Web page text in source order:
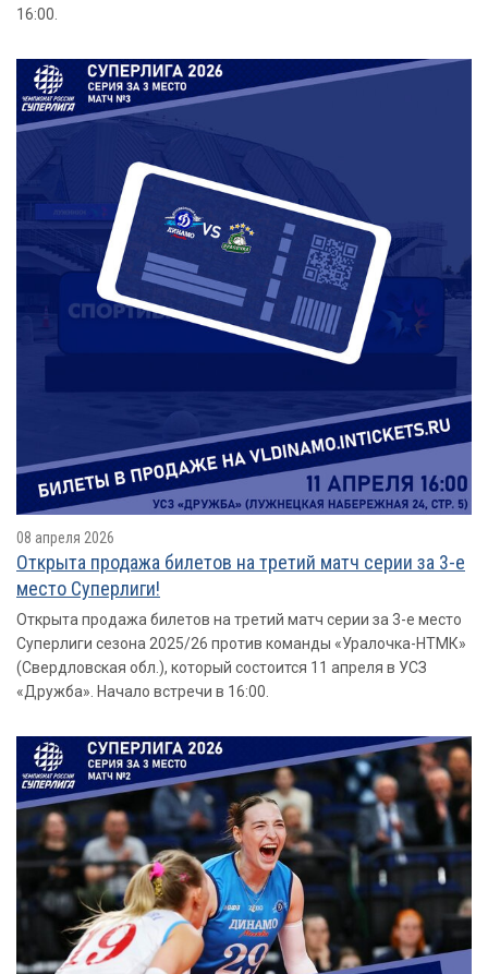
16:00.
08 апреля 2026
Открыта продажа билетов на третий матч серии за 3-е
место Суперлиги!
Открыта продажа билетов на третий матч серии за 3-е место
Суперлиги сезона 2025/26 против команды «Уралочка-НТМК»
(Свердловская обл.), который состоится 11 апреля в УСЗ
«Дружба». Начало встречи в 16:00.